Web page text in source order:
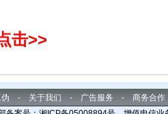
的交友体
地理位置
击>>
- 关于我们 - 广告服务 - 商务合作